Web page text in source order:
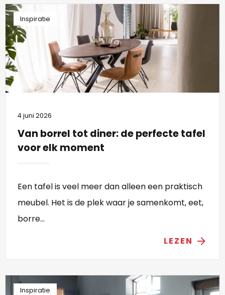
Inspiratie
4 juni 2026
Van borrel tot diner: de perfecte tafel
voor elk moment
Een tafel is veel meer dan alleen een praktisch
meubel. Het is de plek waar je samenkomt, eet,
borre...
LEZEN arrow_forward
Inspiratie